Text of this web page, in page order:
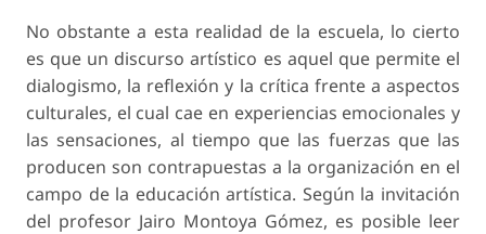
No obstante a esta realidad de la escuela, lo cierto
es que un discurso artístico es aquel que permite el
dialogismo, la reflexión y la crítica frente a aspectos
culturales, el cual cae en experiencias emocionales y
las sensaciones, al tiempo que las fuerzas que las
producen son contrapuestas a la organización en el
campo de la educación artística. Según la invitación
del profesor Jairo Montoya Gómez, es posible leer